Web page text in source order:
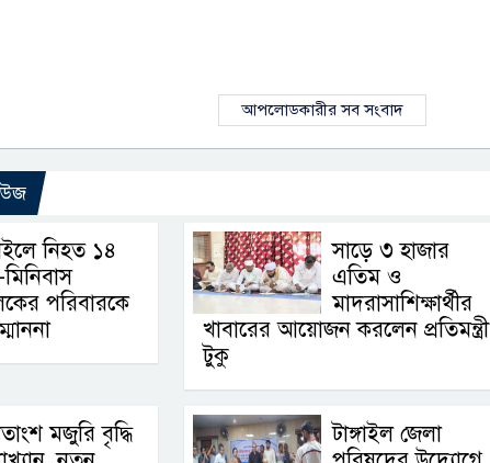
আপলোডকারীর সব সংবাদ
নিহত ১৪
পরিবারকে
সাড়ে ৩ হাজার
এতিম ও
মাদরাসাশিক্ষার্থীর
খাবারের আয়োজন করলেন প্রতিমন্ত্রী
টুকু
মজুরি বৃদ্ধি
টাঙ্গাইল জেলা